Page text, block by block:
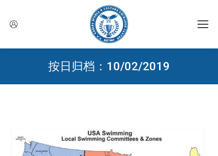
按日归档： 10/02/2019